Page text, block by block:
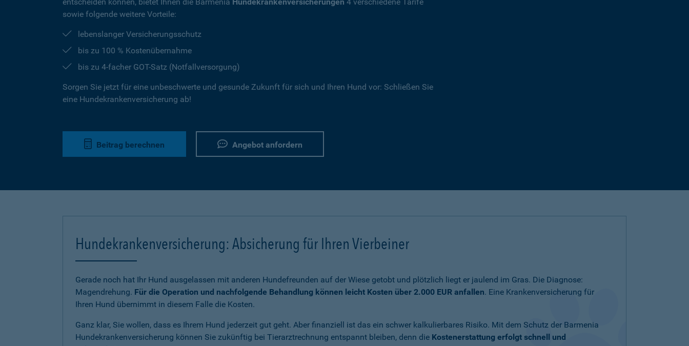
sowie folgende weitere Vorteile:
lebenslanger Versicherungsschutz
bis zu 100 % Kostenübernahme
bis zu 4-facher GOT-Satz (Notfallversorgung)
Sorgen Sie jetzt für eine unbeschwerte und gesunde Zukunft für sich und Ihren Hund vor: Schließen Sie
eine Hundekrankenversicherung ab!
Beitrag berechnen Angebot anfordern
Hundekrankenversicherung: Absicherung für Ihren Vierbeiner
Gerade noch hat Ihr Hund ausgelassen mit anderen Hundefreunden auf der Wiese getobt und plötzlich liegt er jaulend im Gras. Die Diagnose:
Magendrehung. Für die Operation und nachfolgende Behandlung können leicht Kosten über 2.000 EUR anfallen. Eine Krankenversicherung für
Ihren Hund übernimmt in diesem Falle die Kosten.
Ganz klar, Sie wollen, dass es Ihrem Hund jederzeit gut geht. Aber finanziell ist das ein schwer kalkulierbares Risiko. Mit dem Schutz der Barmenia
Hundekrankenversicherung können Sie zukünftig bei Tierarztrechnung entspannt bleiben, denn die Kostenerstattung erfolgt schnell und